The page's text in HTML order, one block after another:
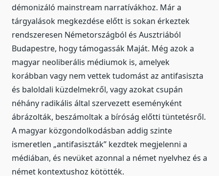
démonizáló mainstream narratívákhoz. Már a
tárgyalások megkezdése előtt is sokan érkeztek
rendszeresen Németországból és Ausztriából
Budapestre, hogy támogassák Maját. Még azok a
magyar neoliberális médiumok is, amelyek
korábban vagy nem vettek tudomást az antifasiszta
és baloldali küzdelmekről, vagy azokat csupán
néhány radikális által szervezett eseményként
ábrázolták, beszámoltak a bíróság előtti tüntetésről.
A magyar közgondolkodásban addig szinte
ismeretlen „antifasiszták” kezdtek megjelenni a
médiában, és nevüket azonnal a német nyelvhez és a
német kontextushoz kötötték.